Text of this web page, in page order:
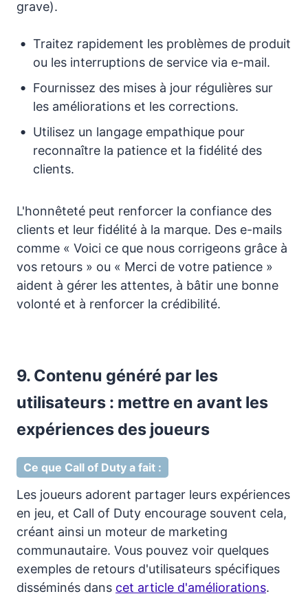
grave).
Traitez rapidement les problèmes de produit
ou les interruptions de service via e-mail.
Fournissez des mises à jour régulières sur
les améliorations et les corrections.
Utilisez un langage empathique pour
reconnaître la patience et la fidélité des
clients.
L'honnêteté peut renforcer la confiance des
clients et leur fidélité à la marque. Des e-mails
comme « Voici ce que nous corrigeons grâce à
vos retours » ou « Merci de votre patience »
aident à gérer les attentes, à bâtir une bonne
volonté et à renforcer la crédibilité.
9. Contenu généré par les
utilisateurs : mettre en avant les
expériences des joueurs
Ce que Call of Duty a fait :
Les joueurs adorent partager leurs expériences
en jeu, et Call of Duty encourage souvent cela,
créant ainsi un moteur de marketing
communautaire. Vous pouvez voir quelques
exemples de retours d'utilisateurs spécifiques
disséminés dans cet article d'améliorations.